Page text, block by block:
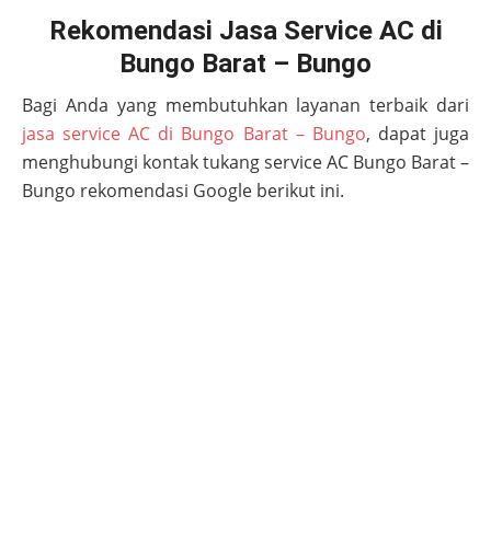
Rekomendasi Jasa Service AC di
Bungo Barat – Bungo
Bagi Anda yang membutuhkan layanan terbaik dari
jasa service AC di Bungo Barat – Bungo, dapat juga
menghubungi kontak tukang service AC Bungo Barat –
Bungo rekomendasi Google berikut ini.